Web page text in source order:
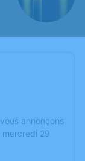
annonçons
mercredi 29